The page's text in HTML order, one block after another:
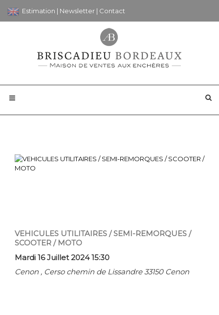
Estimation | Newsletter | Contact
VEHICULES UTILITAIRES / SEMI-REMORQUES /
SCOOTER / MOTO
Mardi 16 Juillet 2024 15:30
Cenon , Cerso chemin de Lissandre 33150 Cenon